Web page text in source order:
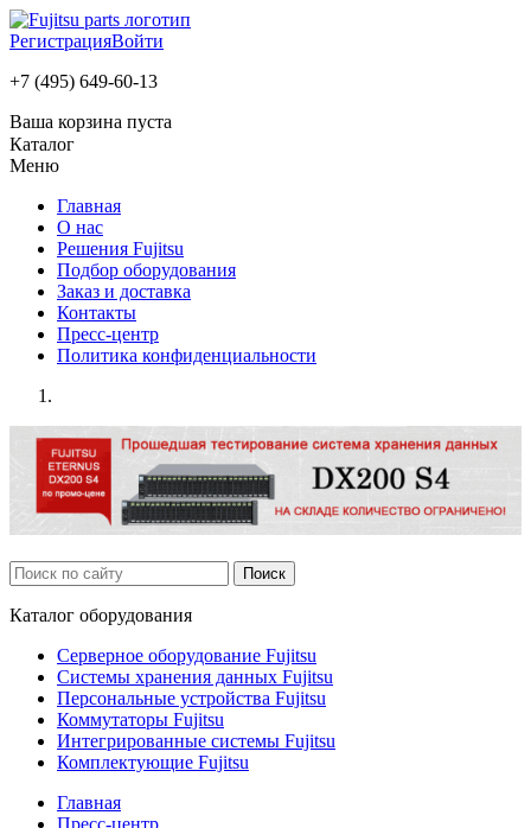
РегистрацияВойти
+7 (495) 649-60-13
Ваша корзина пуста
Каталог
Меню
Главная
О нас
Решения Fujitsu
Подбор оборудования
Заказ и доставка
Контакты
Пресс-центр
Политика конфиденциальности
Каталог оборудования
Серверное оборудование Fujitsu
Системы хранения данных Fujitsu
Персональные устройства Fujitsu
Коммутаторы Fujitsu
Интегрированные системы Fujitsu
Комплектующие Fujitsu
Главная
Пресс-центр